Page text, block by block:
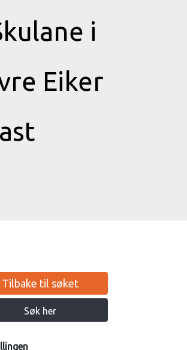
i
Eiker
Tilbake til søket
Søk her